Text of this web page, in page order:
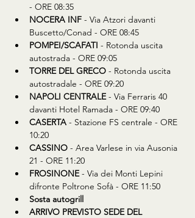
- ORE 08:35
NOCERA INF - Via Atzori davanti
Buscetto/Conad - ORE 08:45
POMPEI/SCAFATI - Rotonda uscita
autostrada - ORE 09:05
TORRE DEL GRECO - Rotonda uscita
autostradale - ORE 09:20
NAPOLI CENTRALE - Via Ferraris 40
davanti Hotel Ramada - ORE 09:40
CASERTA - Stazione FS centrale - ORE
10:20
CASSINO - Area Varlese in via Ausonia
21 - ORE 11:20
FROSINONE - Via dei Monti Lepini
difronte Poltrone Sofà - ORE 11:50
Sosta autogrill
ARRIVO PREVISTO SEDE DEL